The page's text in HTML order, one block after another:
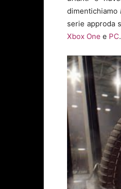
dimentichiamo
serie approda
Xbox One e PC.